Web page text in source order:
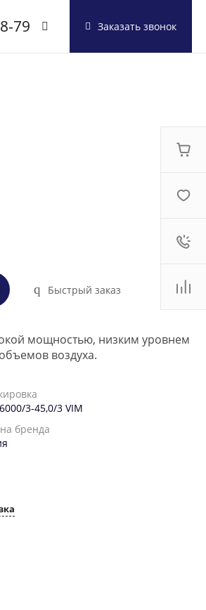
79 Заказать звонок
Быстрый заказ
мощностью, низким уровнем
воздуха.
3-45,0/3 VIM
бренда